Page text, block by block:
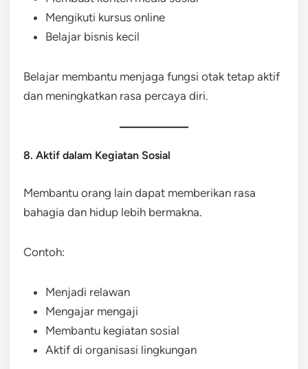
Mengikuti kursus online
Belajar bisnis kecil
Belajar membantu menjaga fungsi otak tetap aktif
dan meningkatkan rasa percaya diri.
8. Aktif dalam Kegiatan Sosial
Membantu orang lain dapat memberikan rasa
bahagia dan hidup lebih bermakna.
Contoh:
Menjadi relawan
Mengajar mengaji
Membantu kegiatan sosial
Aktif di organisasi lingkungan